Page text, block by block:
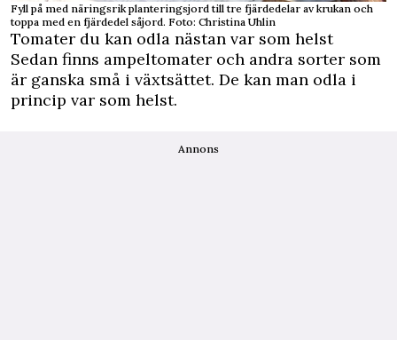
Fyll på med näringsrik planteringsjord till tre fjärdedelar av krukan och
toppa med en fjärdedel såjord. Foto: Christina Uhlin
Tomater du kan odla nästan var som helst
Sedan finns ampeltomater och andra sorter som
är ganska små i växtsättet. De kan man odla i
princip var som helst.
Annons